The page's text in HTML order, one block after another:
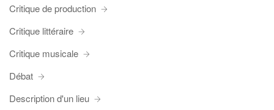
Critique de production
Critique littéraire
Critique musicale
Débat
Description d'un lieu